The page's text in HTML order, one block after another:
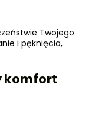
Twojego
i pęknięcia,
komfort